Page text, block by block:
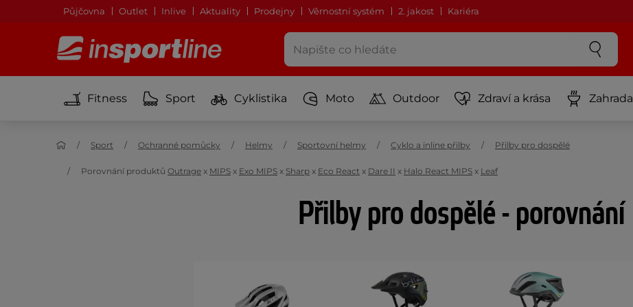
Půjčovna Outlet Inlive Aktuality Prodejny Věrnostní systém 2. jakost Kariéra
Fitness Sport Cyklistika Moto Outdoor Zdraví a krása Zahrada
Sport Ochranné pomůcky Helmy Sportovní helmy Cyklo a inline přilby Přilby pro dospělé
Porovnání produktů Outrage x MIPS x Exo MIPS x Sharp x Eco React x Dare II x Halo React MIPS x Leaf
Přilby pro dospělé - porovnání